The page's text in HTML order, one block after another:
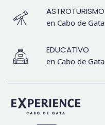
ASTROTURISMO
en Cabo de Gata
EDUCATIVO
en Cabo de Gata